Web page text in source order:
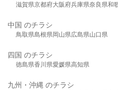
滋賀県京都府大阪府兵庫県奈良県和
中国 のチラシ
鳥取県島根県岡山県広島県山口県
四国 のチラシ
徳島県香川県愛媛県高知県
九州・沖縄 のチラシ